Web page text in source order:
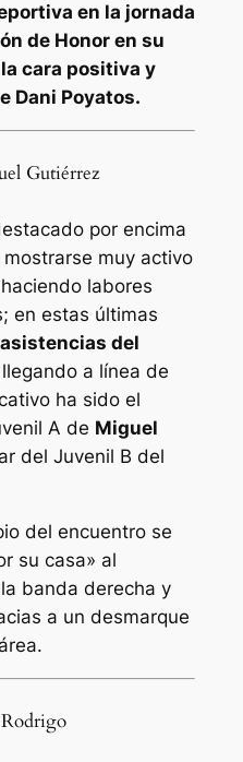
en la jornada
de Honor en su
cara positiva y
Dani Poyatos.
Gutiérrez
por encima
muy activo
labores
en estas últimas
del
llegando a línea de
ha sido el
A de Miguel
del Juvenil B del
del encuentro se
su casa» al
banda derecha y
a un desmarque
Rodrigo